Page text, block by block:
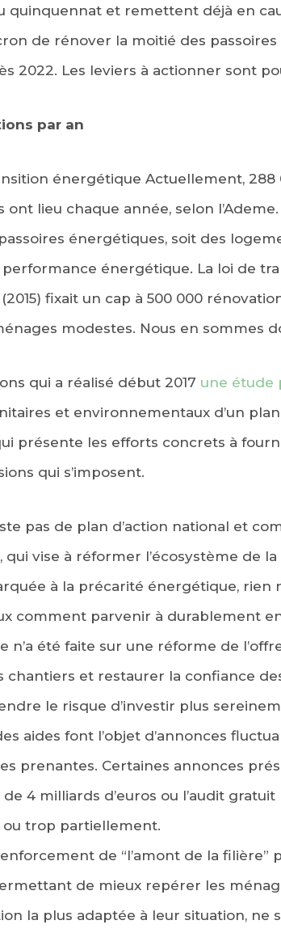
quinquennat et remettent déjà en
de rénover la moitié des
2022. Les leviers à actionner sont
par an
énergétique Actuellement,
lieu chaque année, selon
énergétiques, soit des
énergétique. La loi de
fixait un cap à 500 000
modestes. Nous en sommes
qui a réalisé début 2017 une étude
et environnementaux d’un
présente les efforts concrets à
qui s’imposent.
pas de plan d’action national et
vise à réformer l’écosystème de
à la précarité énergétique, rien
comment parvenir à durablement
n’a été faite sur une réforme de
chantiers et restaurer la confiance
le risque d’investir plus
aides font l’objet d’annonces
prenantes. Certaines annonces
de 4 milliards d’euros ou l’audit
ou trop partiellement.
de “l’amont de la
de mieux repérer les
la plus adaptée à leur situation, ne